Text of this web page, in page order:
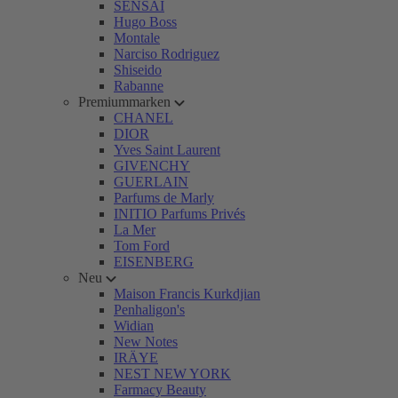
SENSAI
Hugo Boss
Montale
Narciso Rodriguez
Shiseido
Rabanne
Premiummarken
CHANEL
DIOR
Yves Saint Laurent
GIVENCHY
GUERLAIN
Parfums de Marly
INITIO Parfums Privés
La Mer
Tom Ford
EISENBERG
Neu
Maison Francis Kurkdjian
Penhaligon's
Widian
New Notes
IRÄYE
NEST NEW YORK
Farmacy Beauty